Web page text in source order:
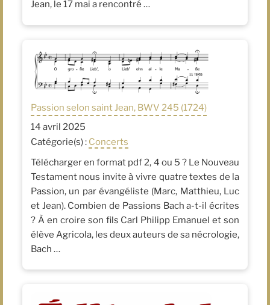
Jean, le 17 mai a rencontré …
Passion selon saint Jean, BWV 245 (1724)
14 avril 2025
Catégorie(s) : Concerts
Télécharger en format pdf 2, 4 ou 5 ? Le Nouveau
Testament nous invite à vivre quatre textes de la
Passion, un par évangéliste (Marc, Matthieu, Luc
et Jean). Combien de Passions Bach a-t-il écrites
? À en croire son fils Carl Philipp Emanuel et son
élève Agricola, les deux auteurs de sa nécrologie,
Bach …